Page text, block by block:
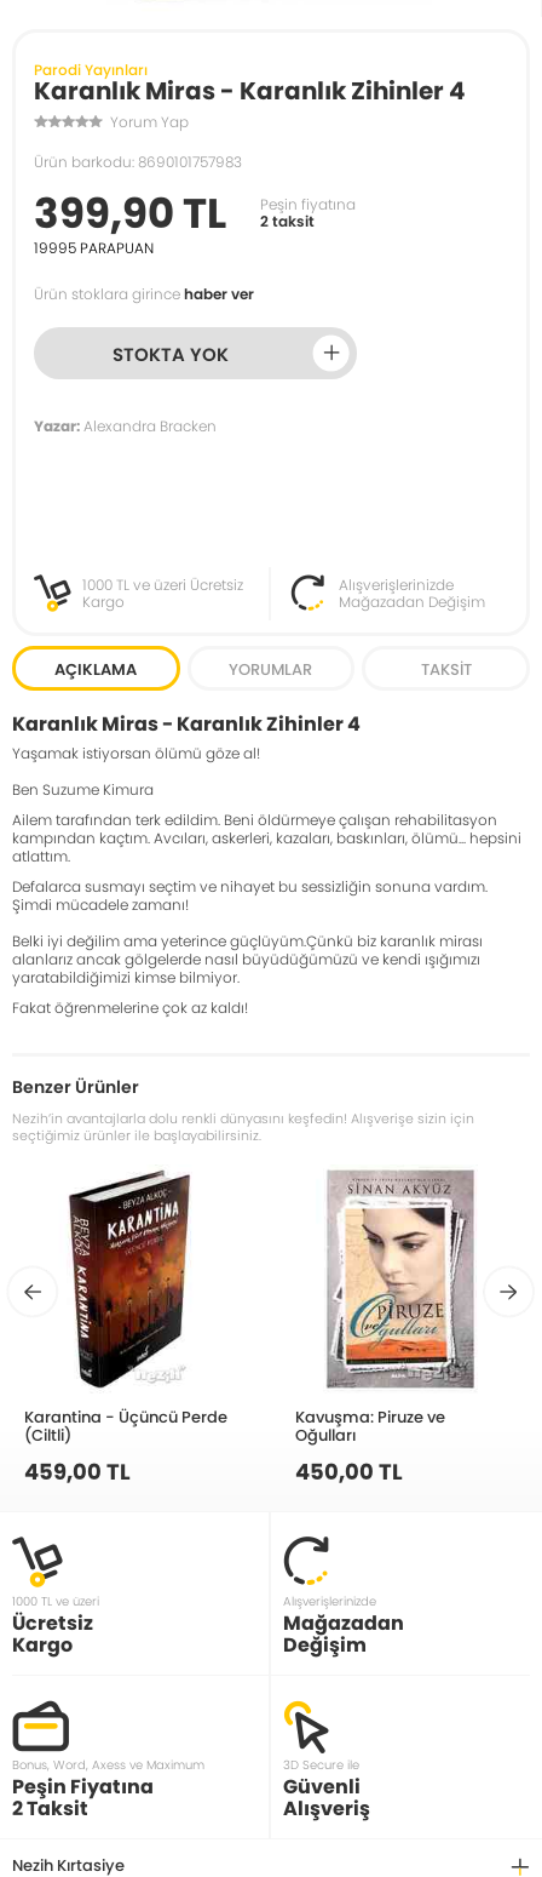
Parodi Yayınları
Karanlık Miras - Karanlık Zihinler 4
Yorum Yap
Ürün barkodu: 8690101757983
399,90 TL
Peşin fiyatına
2 taksit
19995 PARAPUAN
Ürün stoklara girincehaber ver
STOKTA YOK
Yazar:Alexandra Bracken
1000 TL ve üzeri Ücretsiz
Kargo
Alışverişlerinizde
Mağazadan Değişim
AÇIKLAMA YORUMLAR TAKSIT
Karanlık Miras - Karanlık Zihinler 4
Yaşamak istiyorsan ölümü göze al!
Ben Suzume Kimura
Ailem tarafından terk edildim. Beni öldürmeye çalışan rehabilitasyon
kampından kaçtım. Avcıları, askerleri, kazaları, baskınları, ölümü... hepsini
atlattım.
Defalarca susmayı seçtim ve nihayet bu sessizliğin sonuna vardım.
Şimdi mücadele zamanı!
Belki iyi değilim ama yeterince güçlüyüm.Çünkü biz karanlık mirası
alanlarız ancak gölgelerde nasıl büyüdüğümüzü ve kendi ışığımızı
yaratabildiğimizi kimse bilmiyor.
Fakat öğrenmelerine çok az kaldı!
Benzer Ürünler
Nezih’in avantajlarla dolu renkli dünyasını keşfedin! Alışverişe sizin için
seçtiğimiz ürünler ile başlayabilirsiniz.
Karantina - Üçüncü Perde
(Ciltli)
459,00 TL
Kavuşma: Piruze ve
Oğulları
450,00 TL
1000 TL ve üzeri
Ücretsiz
Kargo
Alışverişlerinizde
Mağazadan
Değişim
Bonus, Word, Axess ve Maximum
Peşin Fiyatına
2 Taksit
3D Secure ile
Güvenli
Alışveriş
Nezih Kırtasiye